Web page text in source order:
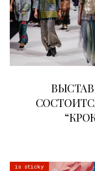
is sticky